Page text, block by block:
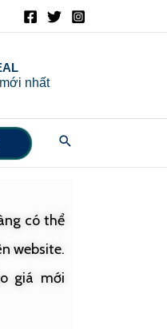
nhất
Search
có thể
website.
giá mới